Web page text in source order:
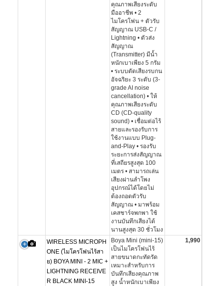
คุณภาพเสียงระดับ
มืออาชีพ • 2
ไมโครโฟน + ตัวรับ
สัญญาณ USB-C /
Lightning • ตัวส่ง
สัญญาณ
(Transmitter) มีน้ำ
หนักเบาเพียง 5 กรัม
• ระบบตัดเสียงรบกน
อัจฉริยะ 3 ระดับ (3-
grade AI noise
cancellation) • ให้
คุณภาพเสียงระดับ
CD (CD-quality
sound) • เชื่อมต่อไร้
สายและรองรับการ
ใช้งานแบบ Plug-
and-Play • รองรับ
ระยะการส่งสัญญาณ
ที่เสถียรสูงสุด 100
เมตร • สามารถเล่น
เสียงผ่านลำโพง
อุปกรณ์ได้โดยไม่
ต้องถอดตัวรับ
สัญญาณ • มาพร้อม
เคสชาร์จพกพา ใช้
งานบันทึกเสียงได้
นานสูงสุด 30 ชั่วโมง
WIRELESS MICROPH
ONE (ไมโครโฟนไร้สา
ย) BOYA MINI - 2 MIC +
LIGHTNING RECEIVE
R BLACK MINI-15
Boya Mini (mini-15)
เป็นไมโครโฟนไร้
สายขนาดกะทัดรัด
เหมาะสำหรับการ
บันทึกเสียงคุณภาพ
สูง น้ำหนักเบาเพียง
1,990